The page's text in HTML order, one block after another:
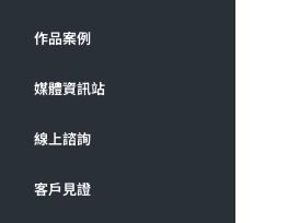
作品案例
媒體資訊站
線上諮詢
客戶見證